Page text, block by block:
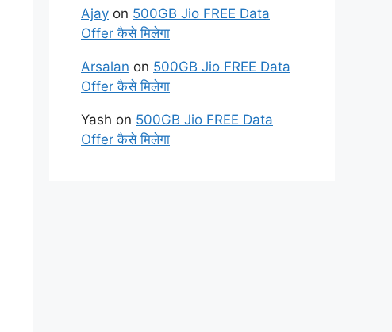
Ajay on 500GB Jio FREE Data
Offer कैसे मिलेगा
Arsalan on 500GB Jio FREE Data
Offer कैसे मिलेगा
Yash on 500GB Jio FREE Data
Offer कैसे मिलेगा